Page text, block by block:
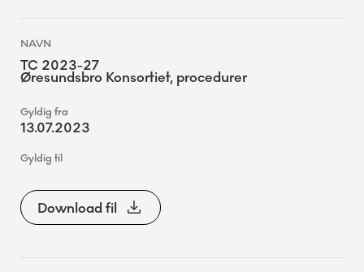
TC 2023-27
Øresundsbro Konsortiet, procedurer
13.07.2023
Download fil